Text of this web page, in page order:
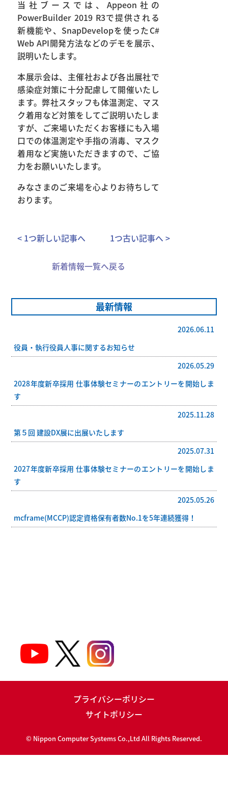
当社ブースでは、Appeon社の
PowerBuilder 2019 R3で提供される
新機能や、SnapDevelopを使ったC#
Web API開発方法などのデモを展示、
説明いたします。
本展示会は、主催社および各出展社で
感染症対策に十分配慮して開催いたし
ます。弊社スタッフも体温測定、マス
ク着用など対策をしてご説明いたしま
すが、ご来場いただくお客様にも入場
口での体温測定や手指の消毒、マスク
着用など実施いただきますので、ご協
力をお願いいたします。
みなさまのご来場を心よりお待ちして
おります。
< 1つ新しい記事へ 1つ古い記事へ >
新着情報一覧へ戻る
最新情報
2026.06.11
役員・執行役員人事に関するお知らせ
2026.05.29
2028年度新卒採用 仕事体験セミナーのエントリーを開始しま
す
2025.11.28
第５回 建設DX展に出展いたします
2025.07.31
2027年度新卒採用 仕事体験セミナーのエントリーを開始しま
す
2025.05.26
mcframe(MCCP)認定資格保有者数No.1を5年連続獲得！
プライバシーポリシー
サイトポリシー
© Nippon Computer Systems Co.,Ltd All Rights Reserved.